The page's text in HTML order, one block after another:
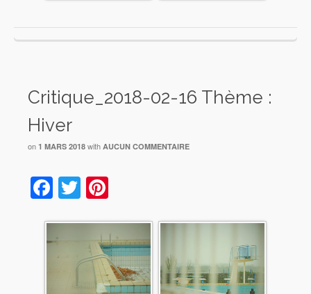
Critique_2018-02-16 Thème :
Hiver
on 1 MARS 2018 with AUCUN COMMENTAIRE
Facebook
Twitter